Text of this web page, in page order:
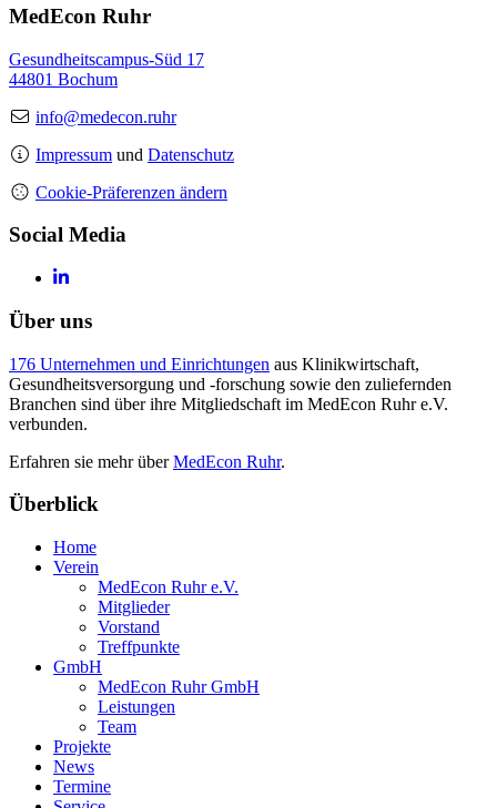
MedEcon Ruhr
Gesundheitscampus-Süd 17
44801 Bochum
info@medecon.ruhr
Impressum und Datenschutz
Cookie-Präferenzen ändern
Social Media
Über uns
176 Unternehmen und Einrichtungen aus Klinikwirtschaft,
Gesundheitsversorgung und -forschung sowie den zuliefernden
Branchen sind über ihre Mitgliedschaft im MedEcon Ruhr e.V.
verbunden.
Erfahren sie mehr überMedEcon Ruhr.
Überblick
Home
Verein
MedEcon Ruhr e.V.
Mitglieder
Vorstand
Treffpunkte
GmbH
MedEcon Ruhr GmbH
Leistungen
Team
Projekte
News
Termine